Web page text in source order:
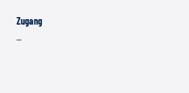
Zugang
–